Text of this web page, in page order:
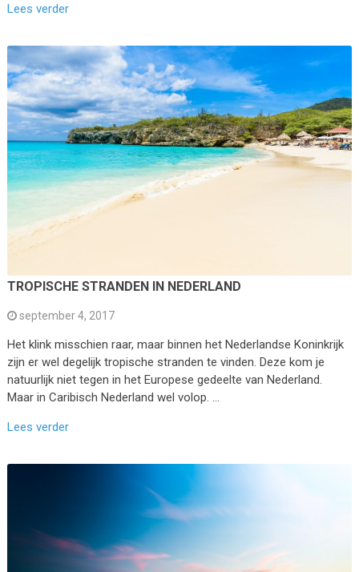
Lees verder
TROPISCHE STRANDEN IN NEDERLAND
september 4, 2017
Het klink misschien raar, maar binnen het Nederlandse Koninkrijk
zijn er wel degelijk tropische stranden te vinden. Deze kom je
natuurlijk niet tegen in het Europese gedeelte van Nederland.
Maar in Caribisch Nederland wel volop. …
Lees verder